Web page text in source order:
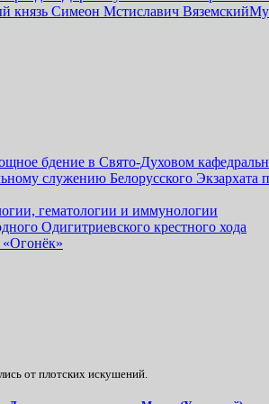
князь Симеон Мстиславич Вяземский
бдение в Свято-Духовом
служению Белорусского
гематологии и иммунологии
Одигитриевского крестного хода
«Огонёк»
от плотских искушений.